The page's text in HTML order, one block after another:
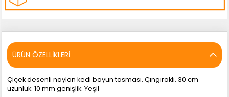
ÜRÜN ÖZELLIKLERI
Çiçek desenli naylon kedi boyun tasması. Çıngıraklı. 30 cm
uzunluk. 10 mm genişlik. Yeşil